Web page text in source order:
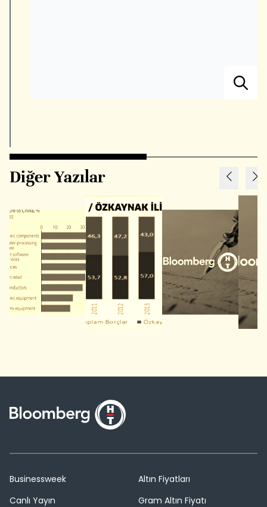
Diğer Yazılar
Businessweek
Canlı Yayın
Altın Fiyatları
Gram Altın Fiyatı